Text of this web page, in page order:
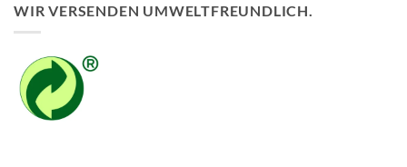
WIR VERSENDEN UMWELTFREUNDLICH.